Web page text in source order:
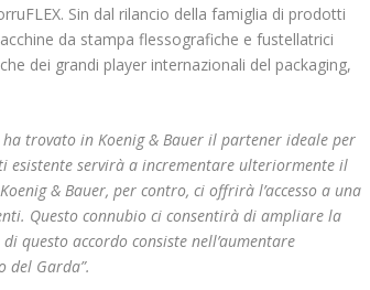
Sin dal rilancio della famiglia di prodotti
da stampa flessografiche e fustellatrici
dei grandi player internazionali del packaging,
ha trovato in Koenig & Bauer il partener ideale per
servirà a incrementare ulteriormente il
& Bauer, per contro, ci offrirà l’accesso a una
Questo connubio ci consentirà di ampliare la
questo accordo consiste nell’aumentare
del Garda”.